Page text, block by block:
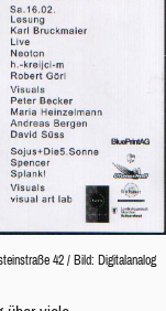
42 / Bild: Digitalanalog